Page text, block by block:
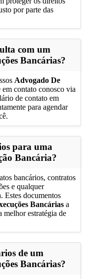
por parte das
com um
Bancárias?
Advogado De
em contato conosco via
de contato em
para agendar
para uma
Bancária?
bancários, contratos
e qualquer
Estes documentos
Bancárias a
melhor estratégia de
de um
Bancárias?